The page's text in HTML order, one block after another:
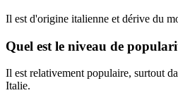
Il est d'origine italienne et dérive du
Quel est le niveau de
Il est relativement populaire, surtout
Italie.